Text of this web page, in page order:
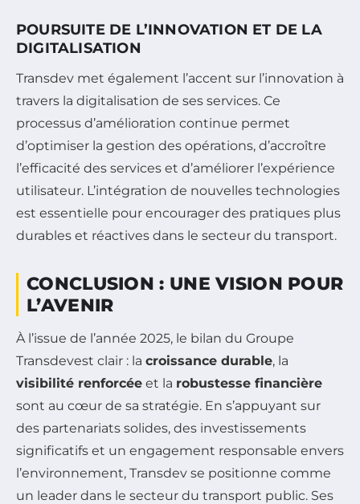
POURSUITE DE L’INNOVATION ET DE LA
DIGITALISATION
Transdev met également l’accent sur l’innovation à
travers la digitalisation de ses services. Ce
processus d’amélioration continue permet
d’optimiser la gestion des opérations, d’accroître
l’efficacité des services et d’améliorer l’expérience
utilisateur. L’intégration de nouvelles technologies
est essentielle pour encourager des pratiques plus
durables et réactives dans le secteur du transport.
CONCLUSION : UNE VISION POUR
L’AVENIR
À l’issue de l’année 2025, le bilan du Groupe
Transdevest clair : la croissance durable, la
visibilité renforcée et la robustesse financière
sont au cœur de sa stratégie. En s’appuyant sur
des partenariats solides, des investissements
significatifs et un engagement responsable envers
l’environnement, Transdev se positionne comme
un leader dans le secteur du transport public. Ses